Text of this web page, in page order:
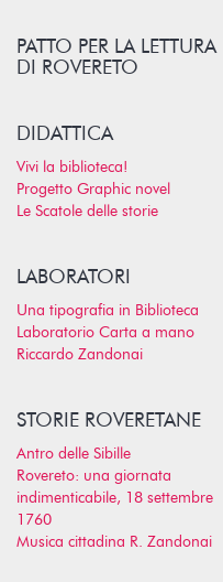
PATTO PER LA LETTURA
DI ROVERETO
DIDATTICA
Vivi la biblioteca!
Progetto Graphic novel
Le Scatole delle storie
LABORATORI
Una tipografia in Biblioteca
Laboratorio Carta a mano
Riccardo Zandonai
STORIE ROVERETANE
Antro delle Sibille
Rovereto: una giornata
indimenticabile, 18 settembre
1760
Musica cittadina R. Zandonai